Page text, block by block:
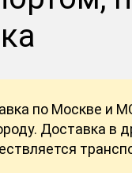
по Москве и
Доставка в